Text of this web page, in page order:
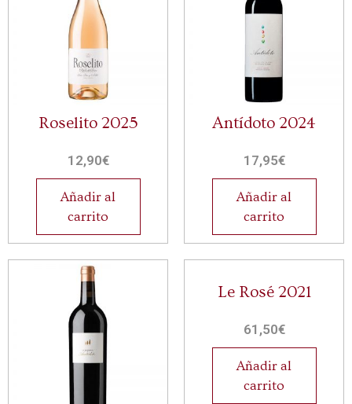
Roselito 2025
12,90€
Añadir al
carrito
Antídoto 2024
17,95€
Añadir al
carrito
Le Rosé 2021
61,50€
Añadir al
carrito